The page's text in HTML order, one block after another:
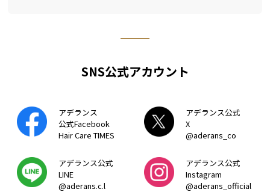
SNS公式アカウント
アデランス
公式Facebook
Hair Care TIMES
アデランス公式
X
@aderans_co
アデランス公式
LINE
@aderans.c.l
アデランス公式
Instagram
@aderans_official